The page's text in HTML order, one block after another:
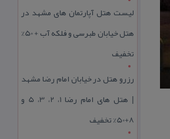
لیست هتل آپارتمان های مشهد در
هتل خیابان طبرسی و فلکه آب + 50%
تخفیف
رزرو هتل در خیابان امام رضا مشهد
| هتل‌ های امام رضا 1، 2، 3، 5 و
8+50% تخفیف